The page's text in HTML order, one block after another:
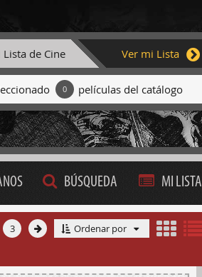
Lista de Cine Ver mi Lista
0 películas del catálogo
BÚSQUEDA MI LISTA
3 Ordenar por